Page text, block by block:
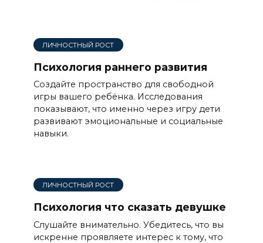
ЛИЧНОСТНЫЙ РОСТ
Психология раннего развития
Создайте пространство для свободной
игры вашего ребёнка. Исследования
показывают, что именно через игру дети
развивают эмоциональные и социальные
навыки.
ЛИЧНОСТНЫЙ РОСТ
Психология что сказать девушке
Слушайте внимательно. Убедитесь, что вы
искренне проявляете интерес к тому, что